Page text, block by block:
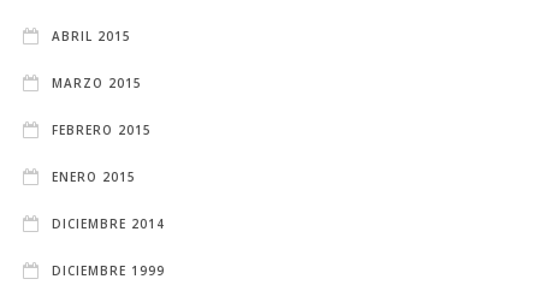
ABRIL 2015
MARZO 2015
FEBRERO 2015
ENERO 2015
DICIEMBRE 2014
DICIEMBRE 1999